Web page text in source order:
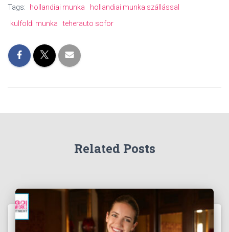
Tags: hollandiai munka
hollandiai munka szállással
kulfoldi munka
teherauto sofor
Related Posts